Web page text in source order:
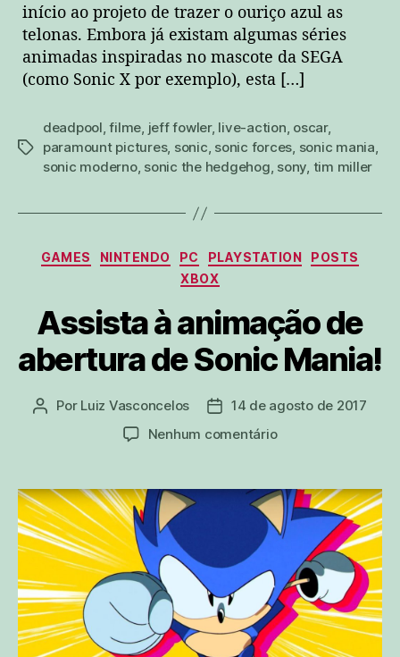
início ao projeto de trazer o ouriço azul as
telonas. Embora já existam algumas séries
animadas inspiradas no mascote da SEGA
(como Sonic X por exemplo), esta […]
tags
deadpool,filme, jeff fowler, live-action, oscar,
paramount pictures, sonic, sonic forces, sonic mania,
sonic moderno, sonic the hedgehog, sony, tim miller
Categorias
GAMES NINTENDO PC PLAYSTATION
POSTS
XBOX
Assista à animação de
abertura de Sonic Mania!
Autor
Por Luiz Vasconcelos
Data14 de agosto de 2017
Nenhum comentárioem
animação
de
abertura
Sonic
Mania!